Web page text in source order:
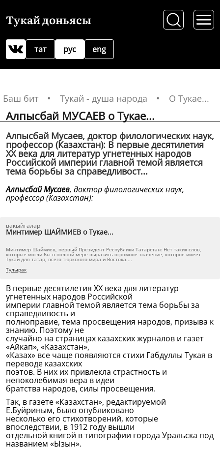
Тукай доньясы
рус
тат eng
Баш бит Тукай - душа народа О Тукае...
Алпысбай МУСАЕВ о Тукае...
Алпысбай Мусаев, доктор филологических наук,
профессор (Казахстан): В первые десятилетия
XX века для литератур угнетенных народов
Российской империи главной темой является
тема борьбы за справедливост...
Алпысбай Мусаев, доктор филологических наук,
профессор (Казахстан):
вакыйгалар
Минтимер ШАЙМИЕВ о Тукае...
Минтимер Шаймиев, первый Президент Республики Татарстан: Нет таких слов,
которые могли бы в полной мере выразить огромное значение, которое имеет
Тукай для татар, всего тюркского мира и Востока....
Тулырак
В первые десятилетия XX века для литератур
угнетенных народов Российской
империи главной темой является тема борьбы за
справедливость и
полноправие, тема просвещения народов, призыва к
знанию. Поэтому не
случайно на страницах казахских журналов и газет
«Айкап», «Казахстан»,
«Казах» все чаще появляются стихи Габдуллы Тукая в
переводе казахских
поэтов. В них их привлекла страстность и
непоколебимая вера в идеи
братства народов, силы просвещения.
Так, в газете «Казахстан», редактируемой
Е.Буйриным, было опубликовано
несколько его стихотворений, которые
впоследствии, в 1912 году вышли
отдельной книгой в типографии города Уральска под
названием «Ызын».